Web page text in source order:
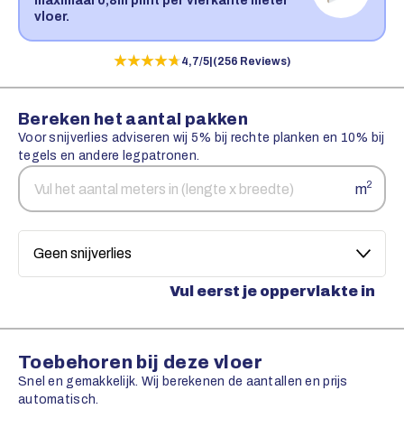
vloer.
★★★★★
★★★★★4,7/5 (256 Reviews)
Bereken het aantal pakken
Voor snijverlies adviseren wij 5% bij rechte planken en 10% bij
tegels en andere legpatronen.
Aantal
vierkante
m2
Snijverlies
Vul eerst je oppervlakte in
Toebehoren bij deze vloer
Snel en gemakkelijk. Wij berekenen de aantallen en prijs
automatisch.